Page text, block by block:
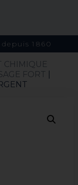
1860
CHIMIQUE
FORT​